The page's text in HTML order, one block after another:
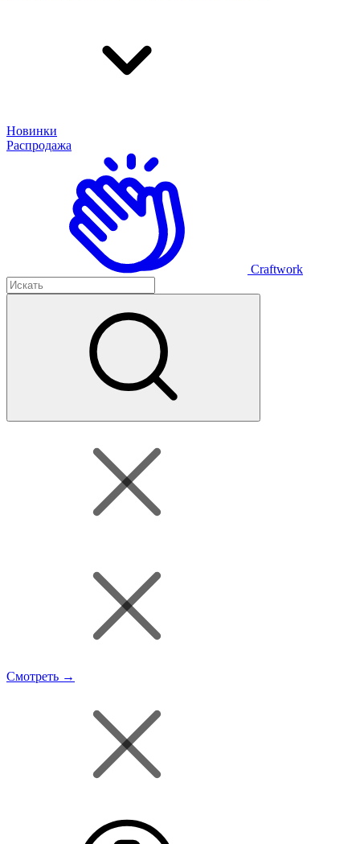
Новинки
Распродажа
Craftwork
Смотреть →